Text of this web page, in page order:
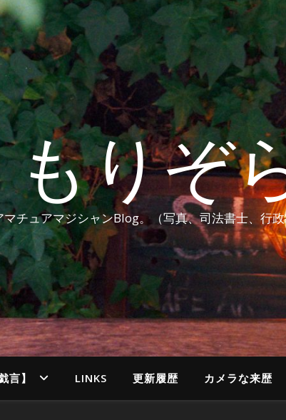
りぞ
チュアマジシャンBlog。（写真、司法書士、行
言】 LINKS 更新履歴 カメラな来歴